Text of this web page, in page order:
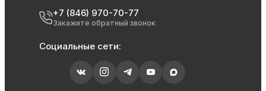
+7 (846) 970-70-77
Закажите обратный звонок
Социальные сети: